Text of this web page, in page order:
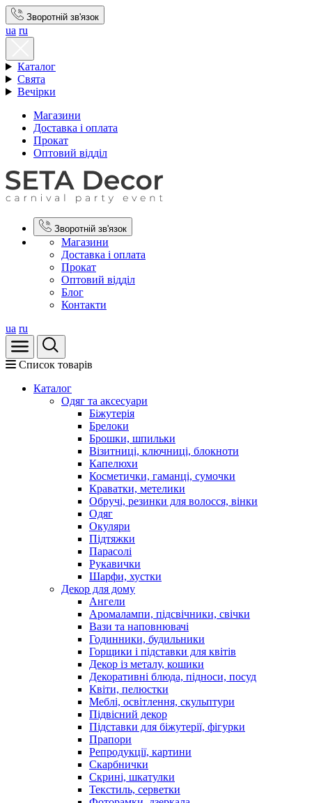
Зворотній зв'язок
ua ru
Каталог
Свята
Вечірки
Магазини
Доставка і оплата
Прокат
Оптовий відділ
Зворотній зв'язок
Магазини
Доставка і оплата
Прокат
Оптовий відділ
Блог
Контакти
ua ru
Список товарів
Каталог
Oдяг та аксесуари
Біжутерія
Брелоки
Брошки, шпильки
Візитниці, ключниці, блокноти
Капелюхи
Косметички, гаманці, сумочки
Краватки, метелики
Обручі, резинки для волосся, вінки
Одяг
Окуляри
Підтяжки
Парасолі
Рукавички
Шарфи, хустки
Декор для дому
Ангели
Аромалампи, підсвічники, свічки
Вази та наповнювачі
Годинники, будильники
Горщики і підставки для квітів
Декор із металу, кошики
Декоративні блюда, підноси, посуд
Квіти, пелюстки
Меблі, освітлення, скульптури
Підвісний декор
Підставки для біжутерії, фігурки
Прапори
Репродукції, картини
Скарбнички
Скрині, шкатулки
Текстиль, серветки